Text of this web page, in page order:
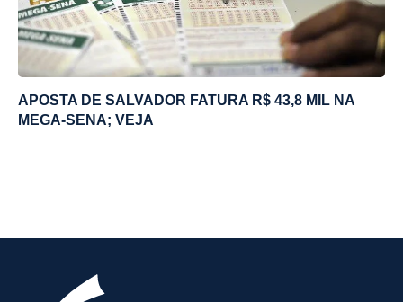
APOSTA DE SALVADOR FATURA R$ 43,8 MIL NA
MEGA-SENA; VEJA